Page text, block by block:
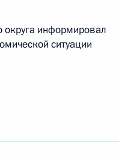
округа информировал
ситуации